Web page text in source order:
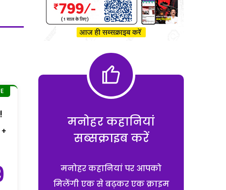
मनोहर कहानियां
सब्सक्राइब करें
मनोहर कहानियां पर आपको
मिलेंगी एक से बढ़कर एक क्राइम